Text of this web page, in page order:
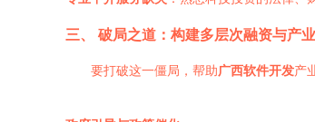
三、 破局之道：构建多层次融资与产
要打破这一僵局，帮助广西软件开发产